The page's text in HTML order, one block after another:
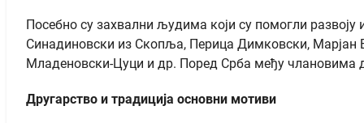
Посебно су захвални људима који су помогли
Синадиновски из Скопља, Перица Димковски,
Младеновски-Цуци и др. Поред Срба међу
Другарство и традиција основни мотиви